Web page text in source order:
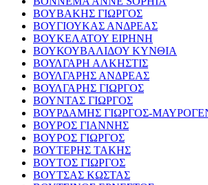
ΒΟΥΒΑΚΗΣ ΓΙΩΡΓΟΣ
ΒΟΥΓΙΟΥΚΑΣ ΑΝΔΡΕΑΣ
ΒΟΥΚΕΛΑΤΟΥ ΕΙΡΗΝΗ
ΒΟΥΚΟΥΒΑΛΙΔΟΥ ΚΥΝΘΙΑ
ΒΟΥΛΓΑΡΗ ΑΛΚΗΣΤΙΣ
ΒΟΥΛΓΑΡΗΣ ΑΝΔΡΕΑΣ
ΒΟΥΛΓΑΡΗΣ ΓΙΩΡΓΟΣ
ΒΟΥΝΤΑΣ ΓΙΩΡΓΟΣ
ΒΟΥΡΔΑΜΗΣ ΓΙΩΡΓΟΣ-
ΒΟΥΡΟΣ ΓΙΑΝΝΗΣ
ΒΟΥΡΟΣ ΓΙΩΡΓΟΣ
ΒΟΥΤΕΡΗΣ ΤΑΚΗΣ
ΒΟΥΤΟΣ ΓΙΩΡΓΟΣ
ΒΟΥΤΣΑΣ ΚΩΣΤΑΣ